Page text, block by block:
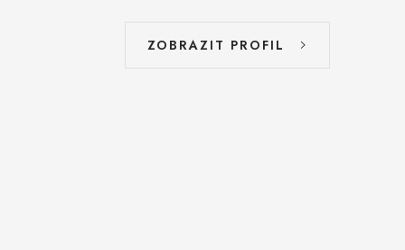
ZOBRAZIT PROFIL